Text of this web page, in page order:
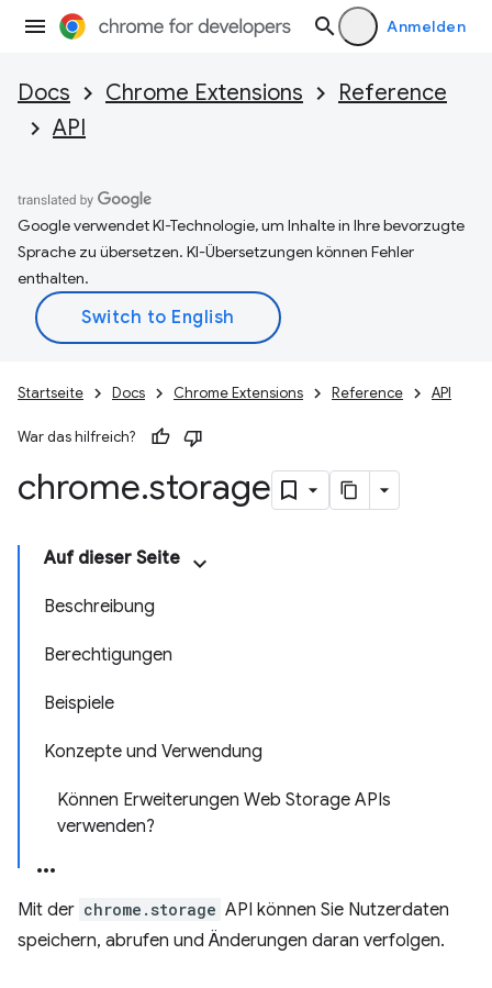
Anmelden
Docs Chrome Extensions
Reference
API
Google verwendet KI-Technologie, um Inhalte in Ihre bevorzugte
Sprache zu übersetzen. KI-Übersetzungen können Fehler
enthalten.
Startseite Docs Chrome Extensions Reference API
War das hilfreich?
chrome.storage
Auf dieser Seite
Beschreibung
Berechtigungen
Beispiele
Konzepte und Verwendung
Können Erweiterungen Web Storage APIs
verwenden?
Mit der chrome.storage API können Sie Nutzerdaten
speichern, abrufen und Änderungen daran verfolgen.